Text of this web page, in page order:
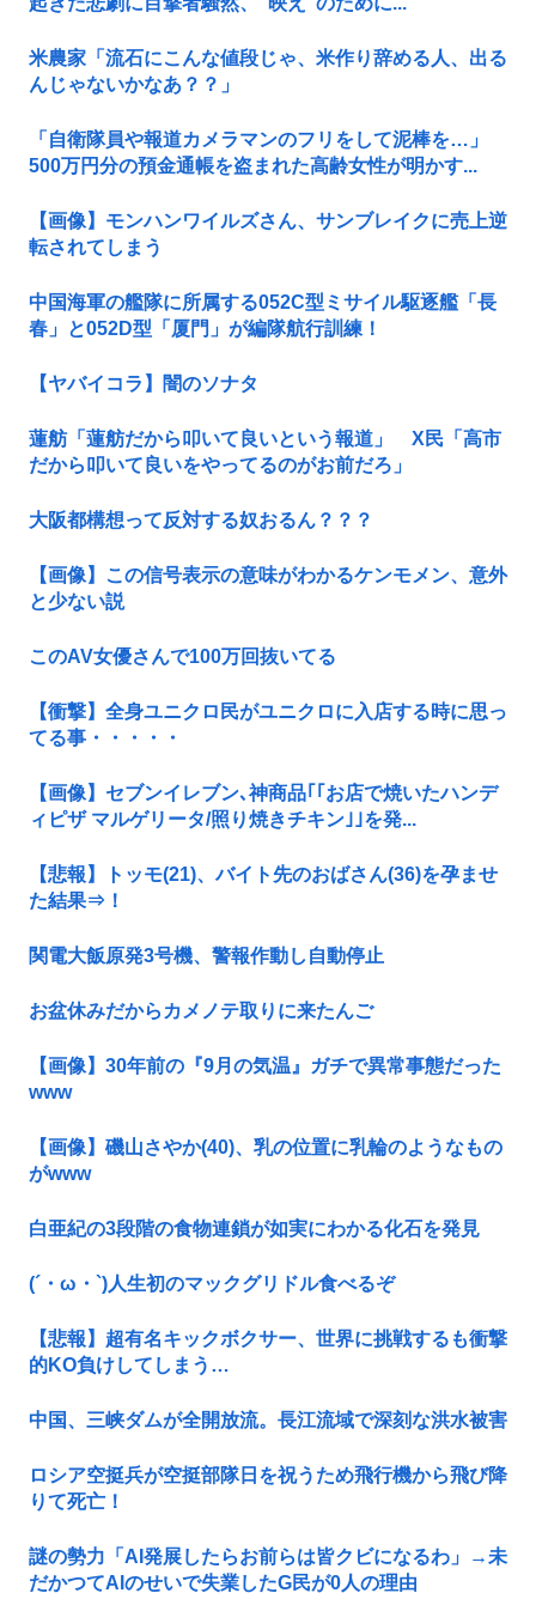
米農家「流石にこんな値段じゃ、米作り辞める人、出る
んじゃないかなあ？？」
「自衛隊員や報道カメラマンのフリをして泥棒を…」
500万円分の預金通帳を盗まれた高齢女性が明かす...
【画像】モンハンワイルズさん、サンブレイクに売上逆
転されてしまう
中国海軍の艦隊に所属する052C型ミサイル駆逐艦「長
春」と052D型「厦門」が編隊航行訓練！
【ヤバイコラ】闇のソナタ
蓮舫「蓮舫だから叩いて良いという報道」 X民「高市
だから叩いて良いをやってるのがお前だろ」
大阪都構想って反対する奴おるん？？？
【画像】この信号表示の意味がわかるケンモメン、意外
と少ない説
このAV女優さんで100万回抜いてる
【衝撃】全身ユニクロ民がユニクロに入店する時に思っ
てる事・・・・・
【画像】セブンイレブン､神商品｢｢お店で焼いたハンデ
ィピザ マルゲリータ/照り焼きチキン｣｣を発...
【悲報】トッモ(21)、バイト先のおばさん(36)を孕ませ
た結果⇒！
関電大飯原発3号機、警報作動し自動停止
お盆休みだからカメノテ取りに来たんご
【画像】30年前の『9月の気温』ガチで異常事態だった
www
【画像】磯山さやか(40)、乳の位置に乳輪のようなもの
がwww
白亜紀の3段階の食物連鎖が如実にわかる化石を発見
(´・ω・`)人生初のマックグリドル食べるぞ
【悲報】超有名キックボクサー、世界に挑戦するも衝撃
的KO負けしてしまう…
中国、三峡ダムが全開放流。長江流域で深刻な洪水被害
ロシア空挺兵が空挺部隊日を祝うため飛行機から飛び降
りて死亡！
謎の勢力「AI発展したらお前らは皆クビになるわ」→未
だかつてAIのせいで失業したG民が0人の理由